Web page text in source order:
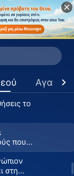
Αγίου
τον
του
το
που
στη